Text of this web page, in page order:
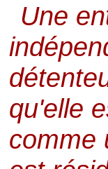
Une
qu'elle
comme